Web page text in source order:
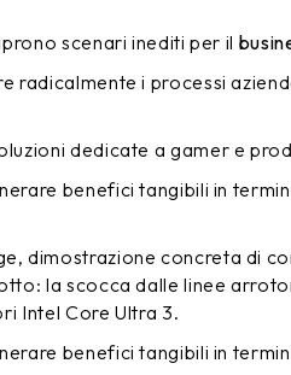
scenari inediti per il
radicalmente i processi
dedicate a gamer e
benefici tangibili in
dimostrazione concreta di
la scocca dalle linee
Intel Core Ultra 3.
benefici tangibili in